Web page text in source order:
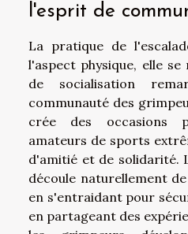
l'esprit de
La pratique de
l'aspect physique, elle
de socialisation
communauté des
crée des occasions
amateurs de sports
d'amitié et de solidarité.
découle naturellement
en s'entraidant pour
en partageant des